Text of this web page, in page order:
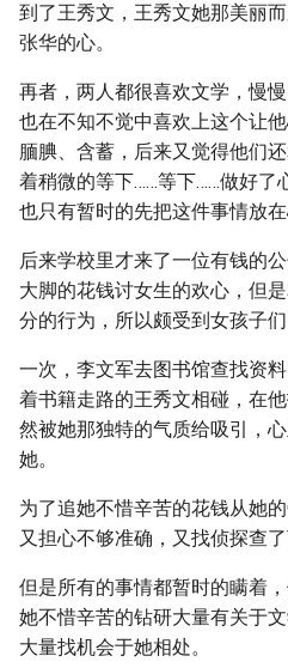
到了王秀文，王秀文她那美丽
张华的心。
再者，两人都很喜欢文学，慢
也在不知不觉中喜欢上这个让
腼腆、含蓄，后来又觉得他们
着稍微的等下……等下……做好了
也只有暂时的先把这件事情放在
后来学校里才来了一位有钱的
大脚的花钱讨女生的欢心，但
分的行为，所以颇受到女孩子们
一次，李文军去图书馆查找资
着书籍走路的王秀文相碰，在
然被她那独特的气质给吸引，
她。
为了追她不惜辛苦的花钱从她
又担心不够准确，又找侦探查了
但是所有的事情都暂时的瞒着
她不惜辛苦的钻研大量有关于
大量找机会于她相处。